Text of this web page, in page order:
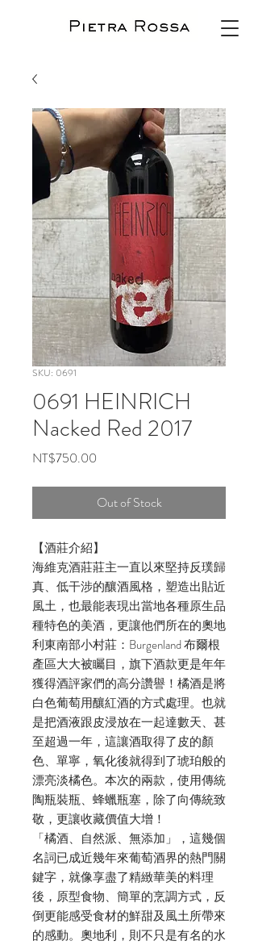
SKU: 0691
0691 HEINRICH
Nacked Red 2017
NT$750.00
Out of Stock
【酒莊介紹】
海維克酒莊莊主一直以來堅持反璞歸
真、低干涉的釀酒風格，塑造出貼近
風土，也最能表現出當地各種原生品
種特色的美酒，更讓他們所在的奧地
利東南部小村莊：Burgenland 布爾根
產區大大被矚目，旗下酒款更是年年
獲得酒評家們的高分讚譽！橘酒是將
白色葡萄用釀紅酒的方式處理。也就
是把酒液跟皮浸放在一起達數天、甚
至超過一年，這讓酒取得了皮的顏
色、單寧，氧化後就得到了琥珀般的
漂亮淡橘色。本次的兩款，使用傳統
陶瓶裝瓶、蜂蠟瓶塞，除了向傳統致
敬，更讓收藏價值大增！
「橘酒、自然派、無添加」，這幾個
名詞已成近幾年來葡萄酒界的熱門關
鍵字，就像享盡了精緻華美的料理
後，原型食物、簡單的烹調方式，反
倒更能感受食材的鮮甜及風土所帶來
的感動。奧地利，則不只是有名的水